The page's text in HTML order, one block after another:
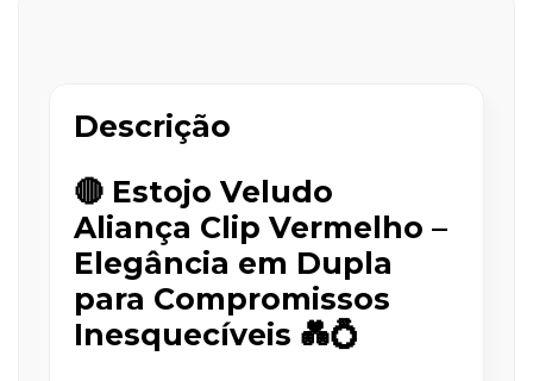
Descrição
🔴 Estojo Veludo
Aliança Clip Vermelho –
Elegância em Dupla
para Compromissos
Inesquecíveis 💑💍